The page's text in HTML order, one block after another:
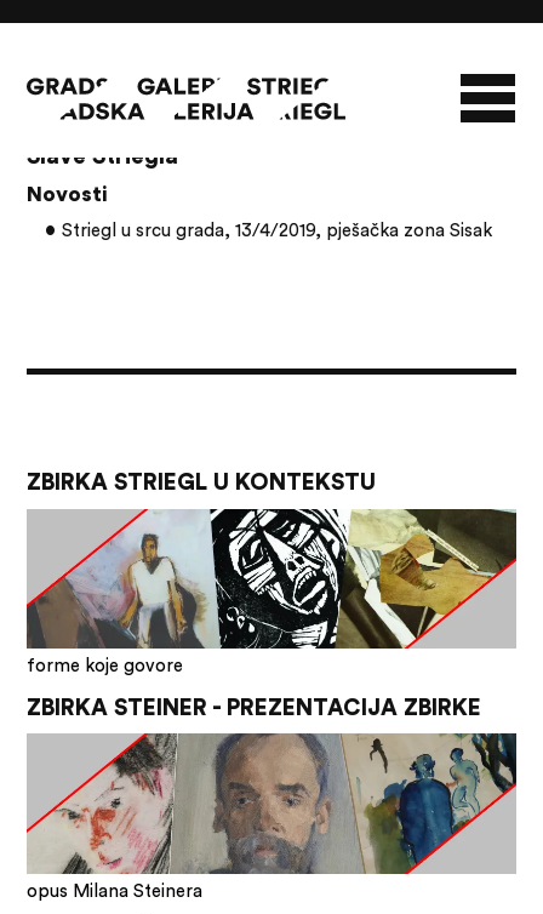
NOVOSTI
INFO
SLAVO STRIEGL
Članci s oznakom: 100. obljetnica rođenja
Slave Striegla
Novosti
Striegl u srcu grada, 13/4/2019, pješačka zona Sisak
ZBIRKA STRIEGL U KONTEKSTU
forme koje govore
ZBIRKA STEINER - PREZENTACIJA ZBIRKE
opus Milana Steinera